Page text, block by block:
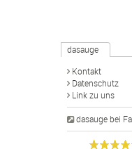
dasauge
Kontakt
Datenschutz
Link zu uns
dasauge bei